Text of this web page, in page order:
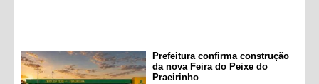
Prefeitura confirma construção
da nova Feira do Peixe do
Praeirinho